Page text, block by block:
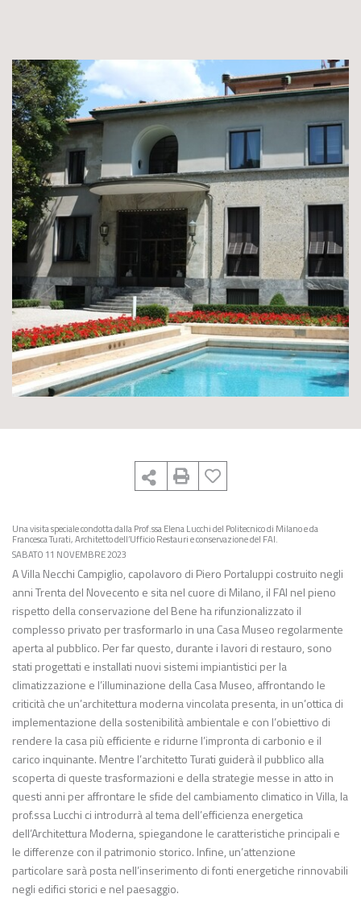
Una visita speciale condotta dalla Prof.ssa Elena Lucchi del Politecnico di Milano e da
Francesca Turati, Architetto dell’Ufficio Restauri e conservazione del FAI.
SABATO 11 NOVEMBRE 2023
A Villa Necchi Campiglio, capolavoro di Piero Portaluppi costruito negli
anni Trenta del Novecento e sita nel cuore di Milano, il FAI nel pieno
rispetto della conservazione del Bene ha rifunzionalizzato il
complesso privato per trasformarlo in una Casa Museo regolarmente
aperta al pubblico. Per far questo, durante i lavori di restauro, sono
stati progettati e installati nuovi sistemi impiantistici per la
climatizzazione e l’illuminazione della Casa Museo, affrontando le
criticità che un’architettura moderna vincolata presenta, in un’ottica di
implementazione della sostenibilità ambientale e con l’obiettivo di
rendere la casa più efficiente e ridurne l’impronta di carbonio e il
carico inquinante. Mentre l’architetto Turati guiderà il pubblico alla
scoperta di queste trasformazioni e della strategie messe in atto in
questi anni per affrontare le sfide del cambiamento climatico in Villa, la
prof.ssa Lucchi ci introdurrà al tema dell’efficienza energetica
dell’Architettura Moderna, spiegandone le caratteristiche principali e
le differenze con il patrimonio storico. Infine, un’attenzione
particolare sarà posta nell’inserimento di fonti energetiche rinnovabili
negli edifici storici e nel paesaggio.